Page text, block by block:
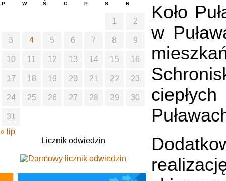
Koło
w
P W Ś C P S N
1 2
3 4 5 6 7 8 9
10 11 12 13 14 15 16
17 18 19 20 21 22 23
24 25 26 27 28 29 30
31
« lip
Licznik odwiedzin